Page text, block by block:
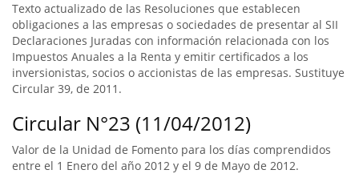
Texto actualizado de las Resoluciones que establecen
obligaciones a las empresas o sociedades de presentar al SII
Declaraciones Juradas con información relacionada con los
Impuestos Anuales a la Renta y emitir certificados a los
inversionistas, socios o accionistas de las empresas. Sustituye
Circular 39, de 2011.
Circular N°23 (11/04/2012)
Valor de la Unidad de Fomento para los días comprendidos
entre el 1 Enero del año 2012 y el 9 de Mayo de 2012.